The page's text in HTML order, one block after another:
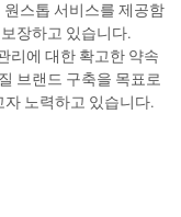
스톱 서비스를 제공함
장하고 있습니다.
리에 대한 확고한 약속
브랜드 구축을 목표로
노력하고 있습니다.